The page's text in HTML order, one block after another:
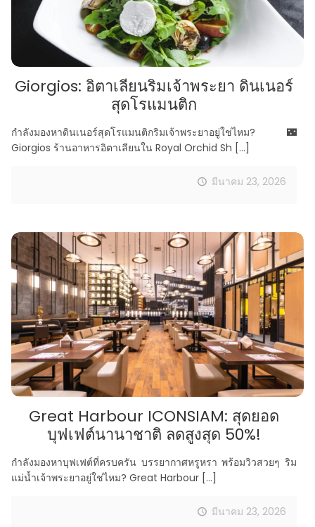
Giorgios: อิตาเลียนริมเจ้าพระยา ดินเนอร์
สุดโรแมนติก
กำลังมองหาดินเนอร์สุดโรแมนติกริมเจ้าพระยาอยู่ใช่ไหม? 🌃
Giorgios ร้านอาหารอิตาเลียนใน Royal Orchid Sh […]
มีนาคม 23, 2026
Great Harbour ICONSIAM: สุดยอด
บุฟเฟต์นานาชาติ ลดสูงสุด 50%!
กำลังมองหาบุฟเฟต์ที่ครบครัน บรรยากาศหรูหรา พร้อมวิวสวยๆ ริม
แม่น้ำเจ้าพระยาอยู่ใช่ไหม? Great Harbour […]
มีนาคม 23, 2026